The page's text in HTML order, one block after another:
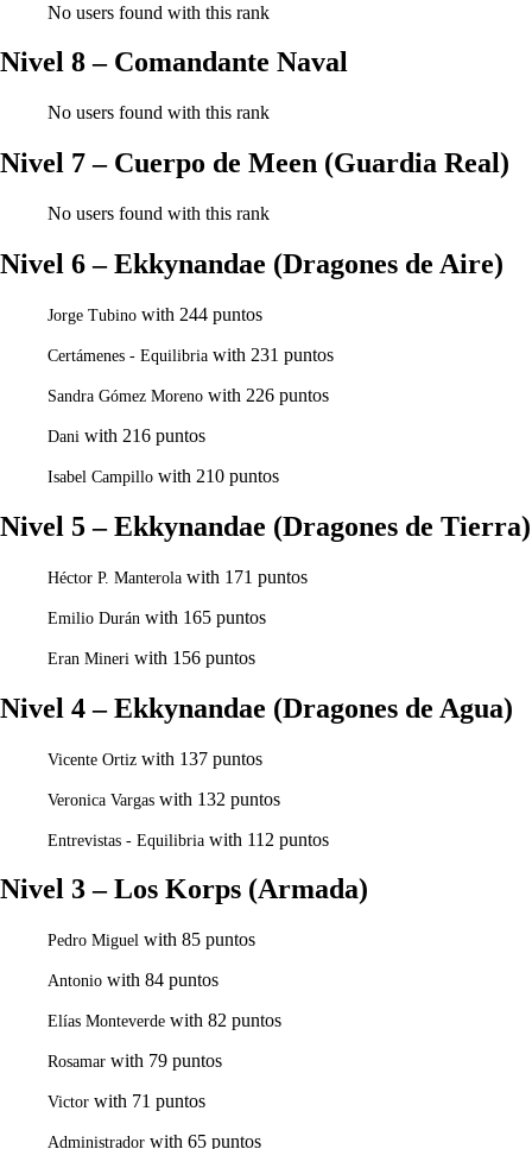
No users found with this rank
Nivel 8 – Comandante Naval
No users found with this rank
Nivel 7 – Cuerpo de Meen (Guardia Real)
No users found with this rank
Nivel 6 – Ekkynandae (Dragones de Aire)
Jorge Tubino with 244 puntos
Certámenes - Equilibria with 231 puntos
Sandra Gómez Moreno with 226 puntos
Dani with 216 puntos
Isabel Campillo with 210 puntos
Nivel 5 – Ekkynandae (Dragones de Tierra)
Héctor P. Manterola with 171 puntos
Emilio Durán with 165 puntos
Eran Mineri with 156 puntos
Nivel 4 – Ekkynandae (Dragones de Agua)
Vicente Ortiz with 137 puntos
Veronica Vargas with 132 puntos
Entrevistas - Equilibria with 112 puntos
Nivel 3 – Los Korps (Armada)
Pedro Miguel with 85 puntos
Antonio with 84 puntos
Elías Monteverde with 82 puntos
Rosamar with 79 puntos
Victor with 71 puntos
Administrador with 65 puntos